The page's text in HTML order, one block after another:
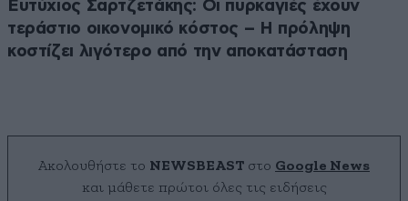
Ευτύχιος Σαρτζετάκης: Οι πυρκαγιές έχουν
τεράστιο οικονομικό κόστος – Η πρόληψη
κοστίζει λιγότερο από την αποκατάσταση
Ακολουθήστε το NEWSBEAST στο Google News
και μάθετε πρώτοι όλες τις ειδήσεις